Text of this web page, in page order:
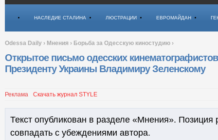
НАСЛЕДИЕ СТАЛИНА ЛЮСТРАЦИИ ЕВРОМАЙДАН
Odessa Daily › Мнения › Борьба за Одесскую киностудию ›
Открытое письмо одесских кинематографистов
Президенту Украины Владимиру Зеленскому
Реклама Скачать журнал STYLE
Текст опубликован в разделе «Мнения». Позиция
совпадать с убеждениями автора.